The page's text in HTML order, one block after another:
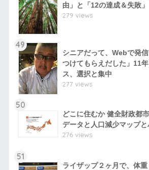
由」と「12の達成＆失敗」
279 views
49
シニアだって、Webで発
つけてもらえだした」11
ス、選択と集中
277 views
50
どこに住むか 健全財政都
データと人口減少マップ
276 views
51
ライザップ２ヶ月で、体